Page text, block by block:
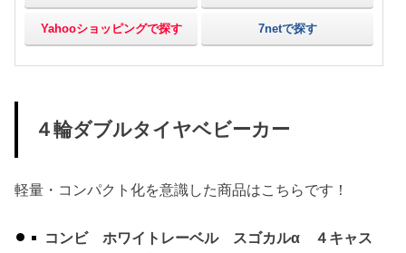
Yahooショッピングで探す 7netで探す
４輪ダブルタイヤベビーカー
軽量・コンパクト化を意識した商品はこちらです！
コンビ ホワイトレーベル スゴカルα ４キャス